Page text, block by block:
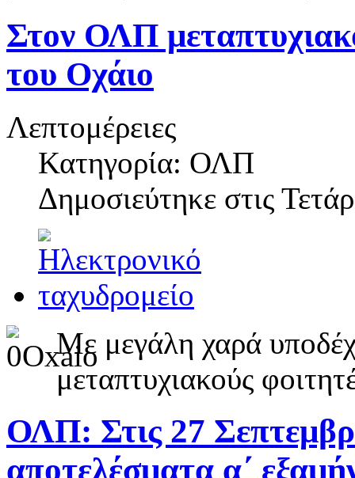
Στον ΟΛΠ
του Οχάιο
Λεπτομέρειες
Κατηγορία: ΟΛΠ
Δημοσιεύτηκε στις
Με μεγάλη χαρά
μεταπτυχιακούς
ΟΛΠ: Στις 27
αποτελέσματα α΄